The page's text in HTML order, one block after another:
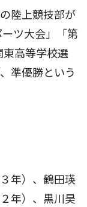
陸上競技部が
ツ大会」「第
東高等学校選
準優勝という
年）、鶴田瑛
年）、黒川昊